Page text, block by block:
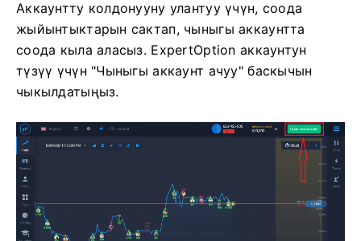
Аккаунтту колдонууну улантуу үчүн, соода
жыйынтыктарын сактап, чыныгы аккаунтта
соода кыла аласыз. ExpertOption аккаунтун
түзүү үчүн "Чыныгы аккаунт ачуу" баскычын
чыкылдатыңыз.